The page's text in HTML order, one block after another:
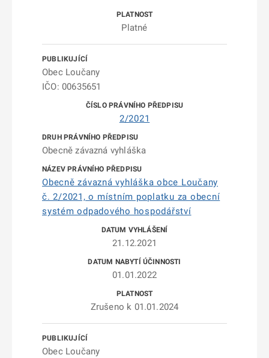
Platné
Obec Loučany
IČO: 00635651
2/2021
Obecně závazná vyhláška
Obecně závazná vyhláška obce Loučany
č. 2/2021, o místním poplatku za obecní
systém odpadového hospodářství
21.12.2021
01.01.2022
Zrušeno k 01.01.2024
Obec Loučany